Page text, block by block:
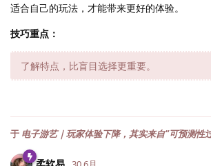
适合自己的玩法，才能带来更好的体验。
技巧重点：
了解特点，比盲目选择更重要。
于 电子游艺｜玩家体验下降，其实来自“可预测性
柔软易